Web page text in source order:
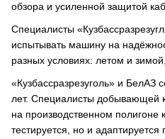
обзора и усиленной защитой
Специалисты
испытывать машину на
разных условиях: летом и
«Кузбассразрезуголь» и БелАЗ
лет. Специалисты добывающей
на производственном полигоне
тестируется, но и